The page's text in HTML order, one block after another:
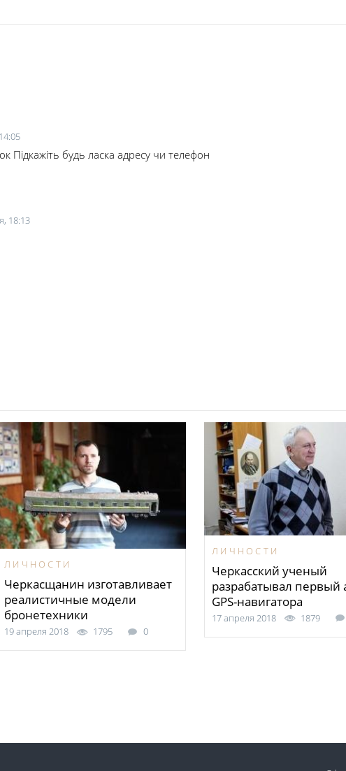
Підкажіть будь ласка адресу чи телефон
18:13
ЛИЧНОСТИ
Черкасщанин изготавливает
реалистичные модели
бронетехники
19 апреля 2018 1795 0
ЛИЧНОСТИ
Черкасский ученый
разрабатывал первый
GPS-навигатора
17 апреля 2018 1879